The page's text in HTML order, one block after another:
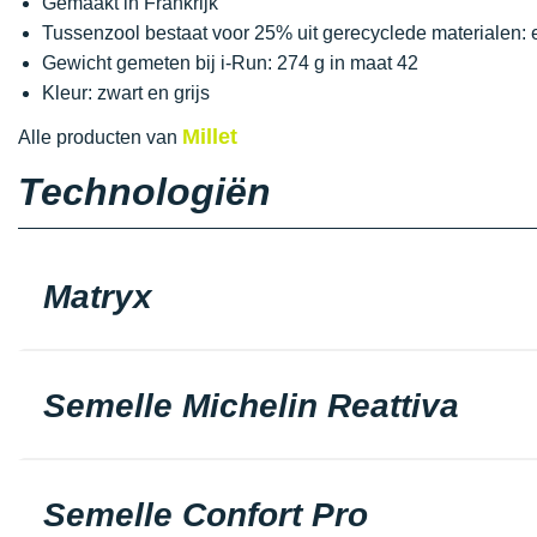
Tussenzool bestaat voor 25% uit gerecyclede materialen:
Gewicht gemeten bij i-Run: 274 g in maat 42
Kleur: zwart en grijs
Alle producten van Millet
Technologiën
Matryx
Semelle Michelin Reattiva
Semelle Confort Pro